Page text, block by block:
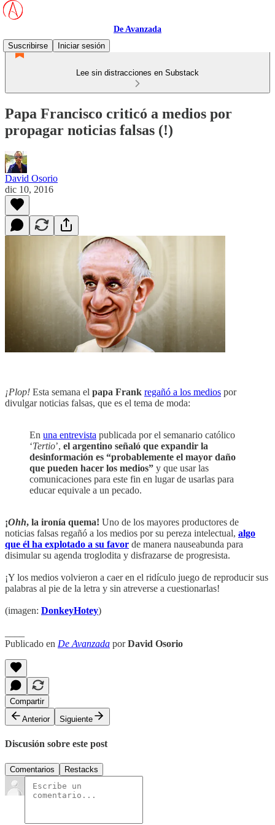
De Avanzada
Suscribirse
Iniciar sesión
Lee sin distracciones en Substack
Papa Francisco criticó a medios por
propagar noticias falsas (!)
David Osorio
dic 10, 2016
¡Plop! Esta semana el papa Frank regañó a los medios por
divulgar noticias falsas, que es el tema de moda:
En una entrevista publicada por el semanario católico
‘Tertio’, el argentino señaló que expandir la
desinformación es “probablemente el mayor daño
que pueden hacer los medios” y que usar las
comunicaciones para este fin en lugar de usarlas para
educar equivale a un pecado.
¡Ohh, la ironía quema! Uno de los mayores productores de
noticias falsas regañó a los medios por su pereza intelectual, algo
que él ha explotado a su favor de manera nauseabunda para
disimular su agenda troglodita y disfrazarse de progresista.
¡Y los medios volvieron a caer en el ridículo juego de reproducir sus
palabras al pie de la letra y sin atreverse a cuestionarlas!
(imagen: DonkeyHotey)
Publicado en De Avanzada porDavid Osorio
Compartir
Anterior
Siguiente
Discusión sobre este post
Comentarios Restacks